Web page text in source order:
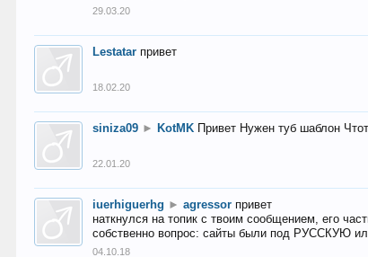
29.03.20
Lestatar привет
18.02.20
siniza09 ► KotMK Привет Нужен туб шаблон
22.01.20
iuerhiguerhg ► agressor привет
наткнулся на топик с твоим сообщением, его
собственно вопрос: сайты были под РУССКУЮ
04.10.18